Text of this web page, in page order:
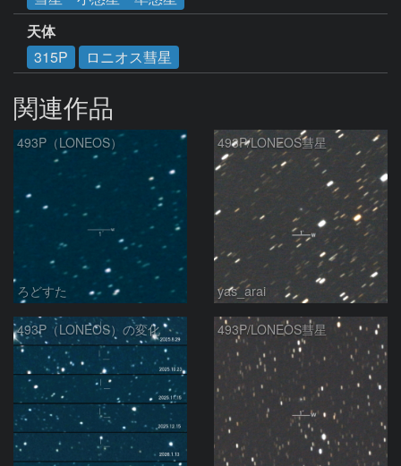
天体
315P
ロニオス彗星
関連作品
493P（LONEOS）
ろどすた
493P/LONEOS彗星
yas_arai
493P（LONEOS）の変化 493P/LONEOS彗星